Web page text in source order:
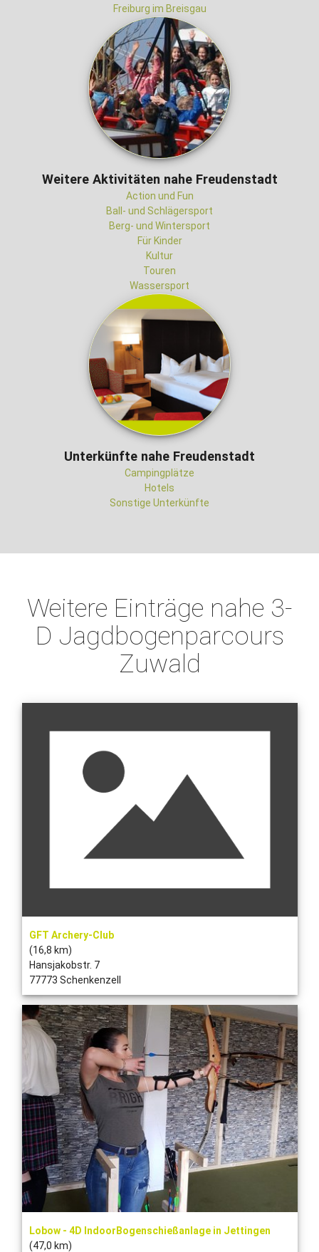
Freiburg im Breisgau
Weitere Aktivitäten nahe Freudenstadt
Action und Fun
Ball- und Schlägersport
Berg- und Wintersport
Für Kinder
Kultur
Touren
Wassersport
Unterkünfte nahe Freudenstadt
Campingplätze
Hotels
Sonstige Unterkünfte
Weitere Einträge nahe 3-
D Jagdbogenparcours
Zuwald
GFT Archery-Club
(16,8 km)
Hansjakobstr. 7
77773 Schenkenzell
Lobow - 4D IndoorBogenschießanlage in Jettingen
(47,0 km)